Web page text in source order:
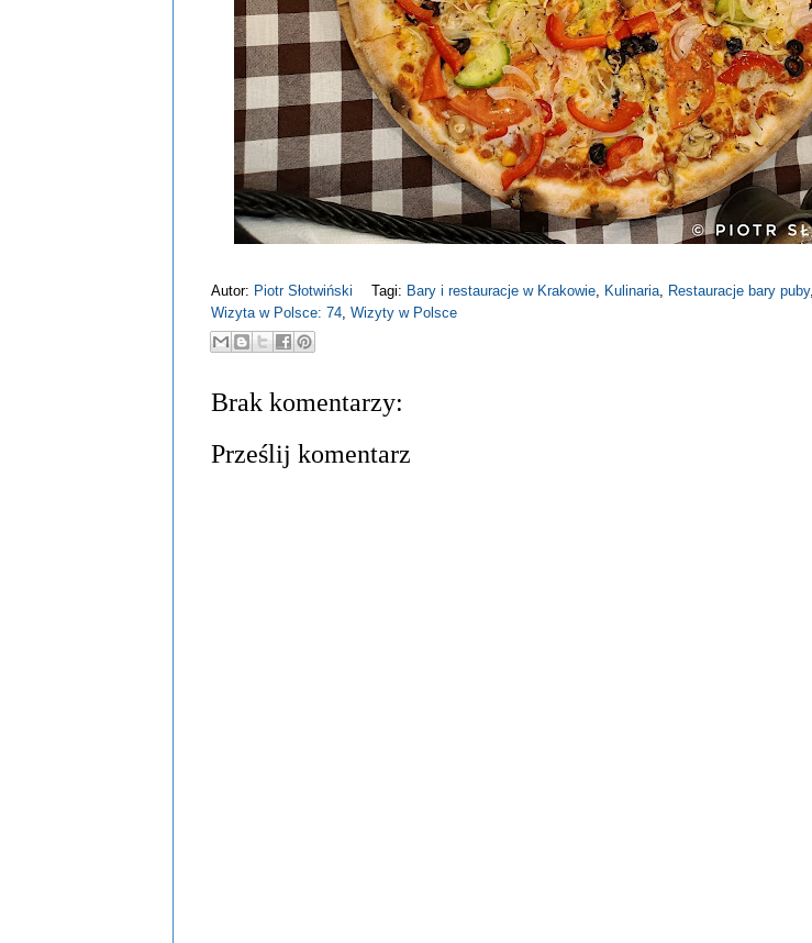
Autor: Piotr Słotwiński Tagi: Bary i restauracje w Krakowie Kulinaria Restauracje bary puby,
Wizyta w Polsce: 74 Wizyty w Polsce
Brak komentarzy:
Prześlij komentarz